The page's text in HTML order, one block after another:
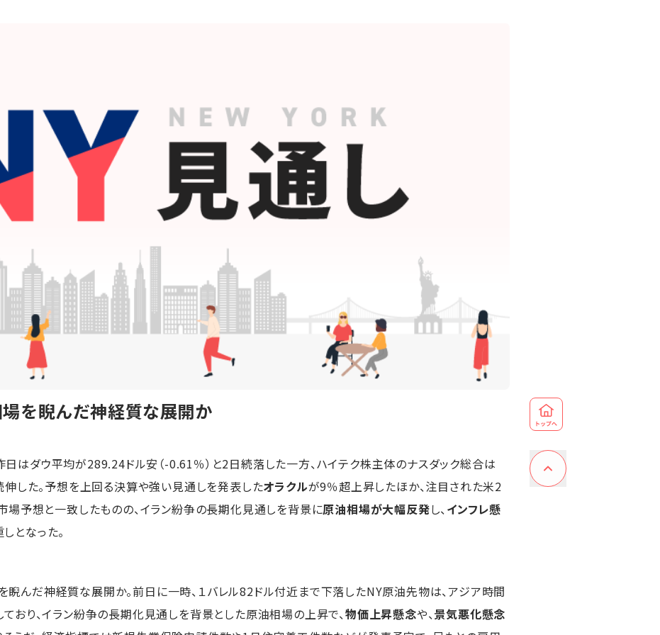
を睨んだ神経質な展開か
はダウ平均が289.24ドル安（-0.61％）と2日続落した一方、ハイテク株主体のナスダック総合は
した。予想を上回る決算や強い見通しを発表したオラクルが9％超上昇したほか、注目された米2
場予想と一致したものの、イラン紛争の長期化見通しを背景に原油相場が大幅反発し、 インフレ懸
となった。
んだ神経質な展開か。前日に一時、１バレル82ドル付近まで下落したNY原油先物は、アジア時間
おり、イラン紛争の長期化見通しを背景とした原油相場の上昇で、物価上昇懸念や、景気悪化懸念